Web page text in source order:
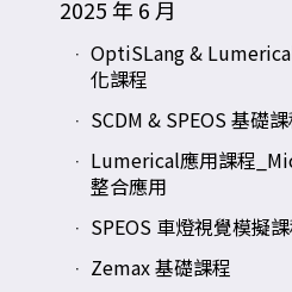
2025 年 6 月
OptiSLang &
化課程
SCDM & SPEOS 基礎
Lumerical應用課程
整合應用
SPEOS 車燈視覺模擬
Zemax 基礎課程